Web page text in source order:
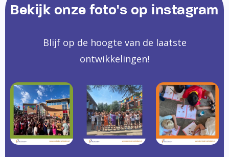
Bekijk onze foto's op instagram
Blijf op de hoogte van de laatste
ontwikkelingen!